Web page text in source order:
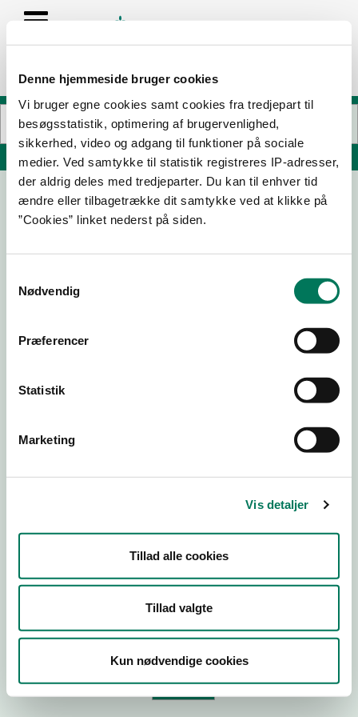
Denne hjemmeside bruger cookies
Vi bruger egne cookies samt cookies fra tredjepart til
besøgsstatistik, optimering af brugervenlighed,
sikkerhed, video og adgang til funktioner på sociale
medier. Ved samtykke til statistik registreres IP-adresser,
der aldrig deles med tredjeparter. Du kan til enhver tid
ændre eller tilbagetrække dit samtykke ved at klikke på
”Cookies” linket nederst på siden.
Nødvendig
Præferencer
Statistik
Marketing
Vis detaljer
Tillad alle cookies
Tillad valgte
Kun nødvendige cookies
Søg på adresse, postnummer, by, firmanavn
Virksomhedstype
ID-nummer
P-nr
Tilføj smiley til dit website
Kopier link til at indsætte på virksomhedens hjemmeside